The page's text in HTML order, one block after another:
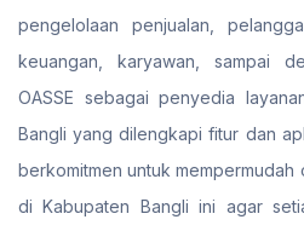
pengelolaan penjualan,
keuangan, karyawan, sampai
OASSE sebagai penyedia
Bangli yang dilengkapi fitur dan
berkomitmen untuk
di Kabupaten Bangli ini agar